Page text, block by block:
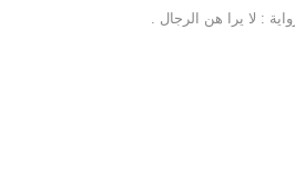
: لا يرا هن الرجال .